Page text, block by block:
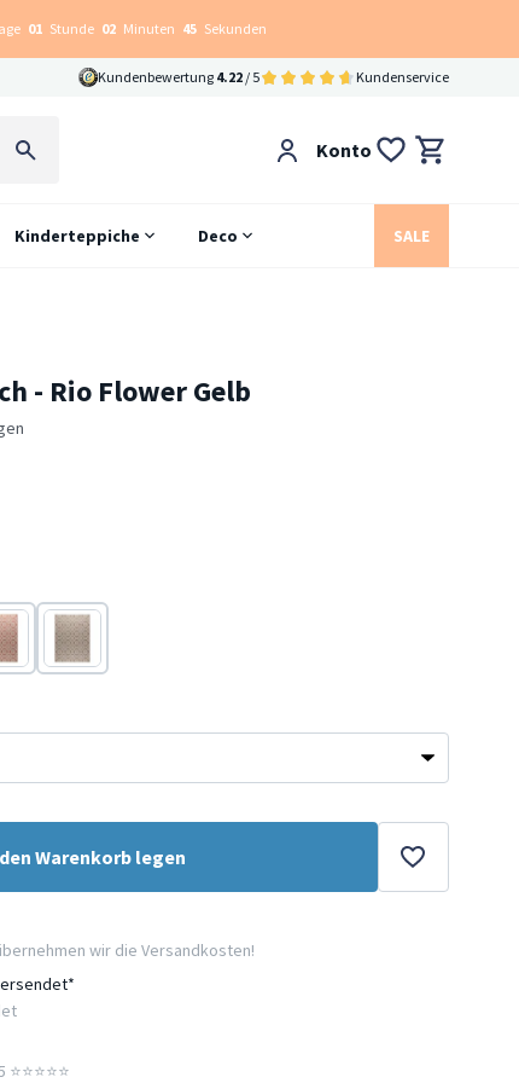
01 Stunde 02 Minuten 44 Sekunden
Kundenbewertung 4.22 / 5 Kundenservice
Konto
Kinderteppiche Deco SALE
- Rio Flower Gelb
Beige
Warenkorb legen
wir die Versandkosten!